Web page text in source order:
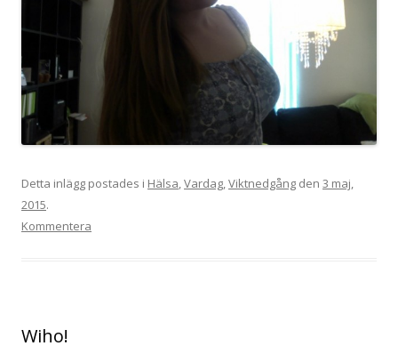
Detta inlägg postades i Hälsa Vardag Viktnedgång den 3 maj,
2015.
Kommentera
Wiho!